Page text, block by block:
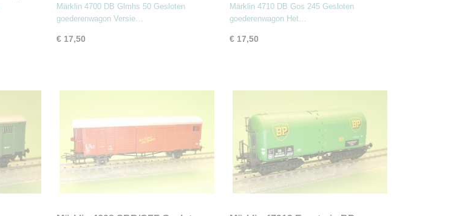
Gesloten goederenwagon
Märklin 4700 DB Glmhs 50 Gesloten
goederenwagon Versie…
€ 17,50
goederenwagon
Märklin 4710 DB Gos 245 Gesloten
goederenwagon Het…
€ 17,50